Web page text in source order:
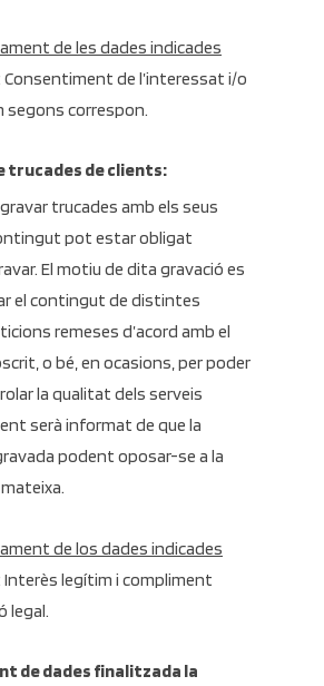
de les dades indicades
Consentiment de l’interessat i/o
segons correspon.
trucades de clients:
trucades amb els seus
pot estar obligat
El motiu de dita gravació es
el contingut de distintes
remeses d’acord amb el
o bé, en ocasions, per poder
la qualitat dels serveis
serà informat de que la
podent oposar-se a la
de los dades indicades
Interès legítim i compliment
legal.
de dades finalitzada la